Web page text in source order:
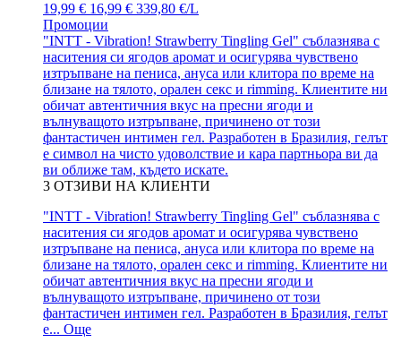
19,99 € 16,99 € 339,80 €/L
Промоции
"INTT - Vibration! Strawberry Tingling Gel" съблазнява с
наситения си ягодов аромат и осигурява чувствено
изтръпване на пениса, ануса или клитора по време на
близане на тялото, орален секс и rimming. Клиентите ни
обичат автентичния вкус на пресни ягоди и
вълнуващото изтръпване, причинено от този
фантастичен интимен гел. Разработен в Бразилия, гелът
е символ на чисто удоволствие и кара партньора ви да
ви оближе там, където искате.
3 ОТЗИВИ НА КЛИЕНТИ
"INTT - Vibration! Strawberry Tingling Gel" съблазнява с
наситения си ягодов аромат и осигурява чувствено
изтръпване на пениса, ануса или клитора по време на
близане на тялото, орален секс и rimming. Клиентите ни
обичат автентичния вкус на пресни ягоди и
вълнуващото изтръпване, причинено от този
фантастичен интимен гел. Разработен в Бразилия, гелът
е... Още